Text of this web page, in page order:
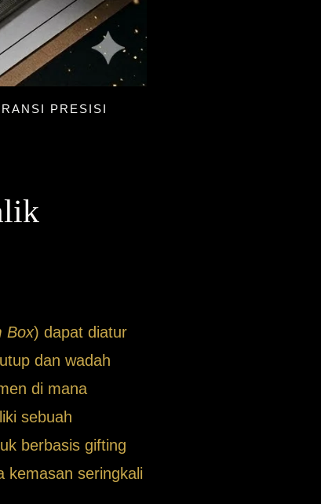
PRESISI
Box) dapat diatur
dan wadah
di mana
sebuah
berbasis gifting
kemasan seringkali